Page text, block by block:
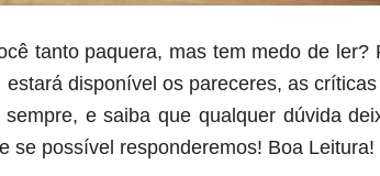
tanto paquera, mas tem medo de ler?
disponível os pareceres, as
e saiba que qualquer dúvida
se possível responderemos! Boa Leitura!